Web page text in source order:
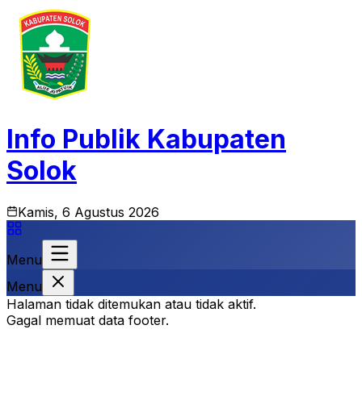
Info Publik Kabupaten
Solok
Kamis, 6 Agustus 2026
Menu
Menu
Halaman tidak ditemukan atau tidak aktif.
Gagal memuat data footer.